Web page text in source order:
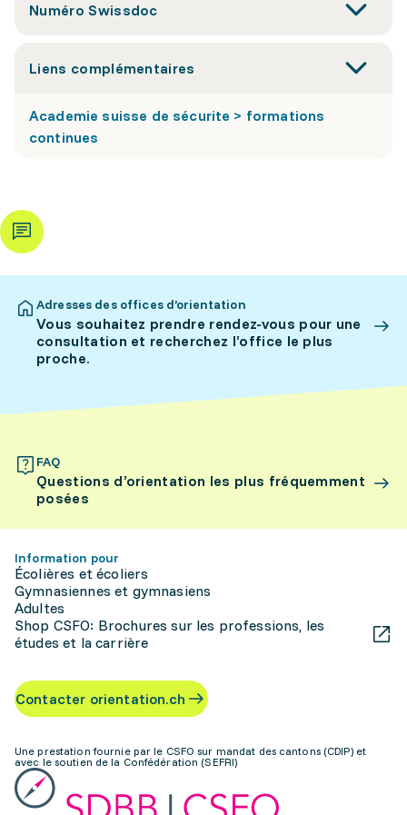
Numéro Swissdoc
Liens complémentaires
Academie suisse de sécurite > formations
continues
Adresses des offices d’orientation
Vous souhaitez prendre rendez-vous pour une
consultation et recherchez l’office le plus
proche.
FAQ
Questions d’orientation les plus fréquemment
posées
Information pour
Écolières et écoliers
Gymnasiennes et gymnasiens
Adultes
Shop CSFO: Brochures sur les professions, les
études et la carrière
Contacter orientation.ch
Une prestation fournie par le CSFO sur mandat des cantons (CDIP) et
avec le soutien de la Confédération (SEFRI)